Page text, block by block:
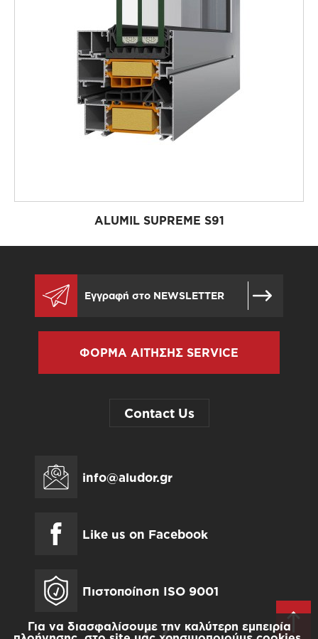
Για να διασφαλίσουμε την καλύτερη εμπειρία
ALUMIL SUPREME S91
ΦΟΡΜΑ ΑΙΤΗΣΗΣ SERVICE
Contact Us
info@aludor.gr
Like us on Facebook
Πιστοποίηση ISO 9001